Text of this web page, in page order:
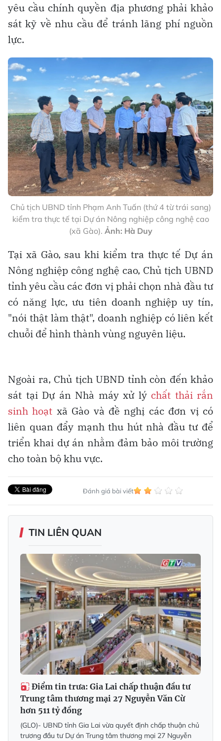
yêu cầu chính quyền địa phương phải khảo
sát kỹ về nhu cầu để tránh lãng phí nguồn
lực.
Chủ tịch UBND tỉnh Phạm Anh Tuấn (thứ 4 từ trái sang)
kiểm tra thực tế tại Dự án Nông nghiệp công nghệ cao
(xã Gào). Ảnh: Hà Duy
Tại xã Gào, sau khi kiểm tra thực tế Dự án
Nông nghiệp công nghệ cao, Chủ tịch UBND
tỉnh yêu cầu các đơn vị phải chọn nhà đầu tư
có năng lực, ưu tiên doanh nghiệp uy tín,
"nói thật làm thật", doanh nghiệp có liên kết
chuỗi để hình thành vùng nguyên liệu.
Ngoài ra, Chủ tịch UBND tỉnh còn đến khảo
sát tại Dự án Nhà máy xử lýchất thải rắn
sinh hoạt xã Gào và đề nghị các đơn vị có
liên quan đẩy mạnh thu hút nhà đầu tư để
triển khai dự án nhằm đảm bảo môi trường
cho toàn bộ khu vực.
Đánh giá bài viết
TIN LIÊN QUAN
Điểm tin trưa: Gia Lai chấp thuận đầu tư
Trung tâm thương mại 27 Nguyễn Văn Cừ
hơn 511 tỷ đồng
(GLO)- UBND tỉnh Gia Lai vừa quyết định chấp thuận chủ
trương đầu tư Dự án Trung tâm thương mại 27 Nguyễn